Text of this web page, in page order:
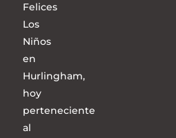
Felices
Los
Niños
en
Hurlingham,
hoy
perteneciente
al